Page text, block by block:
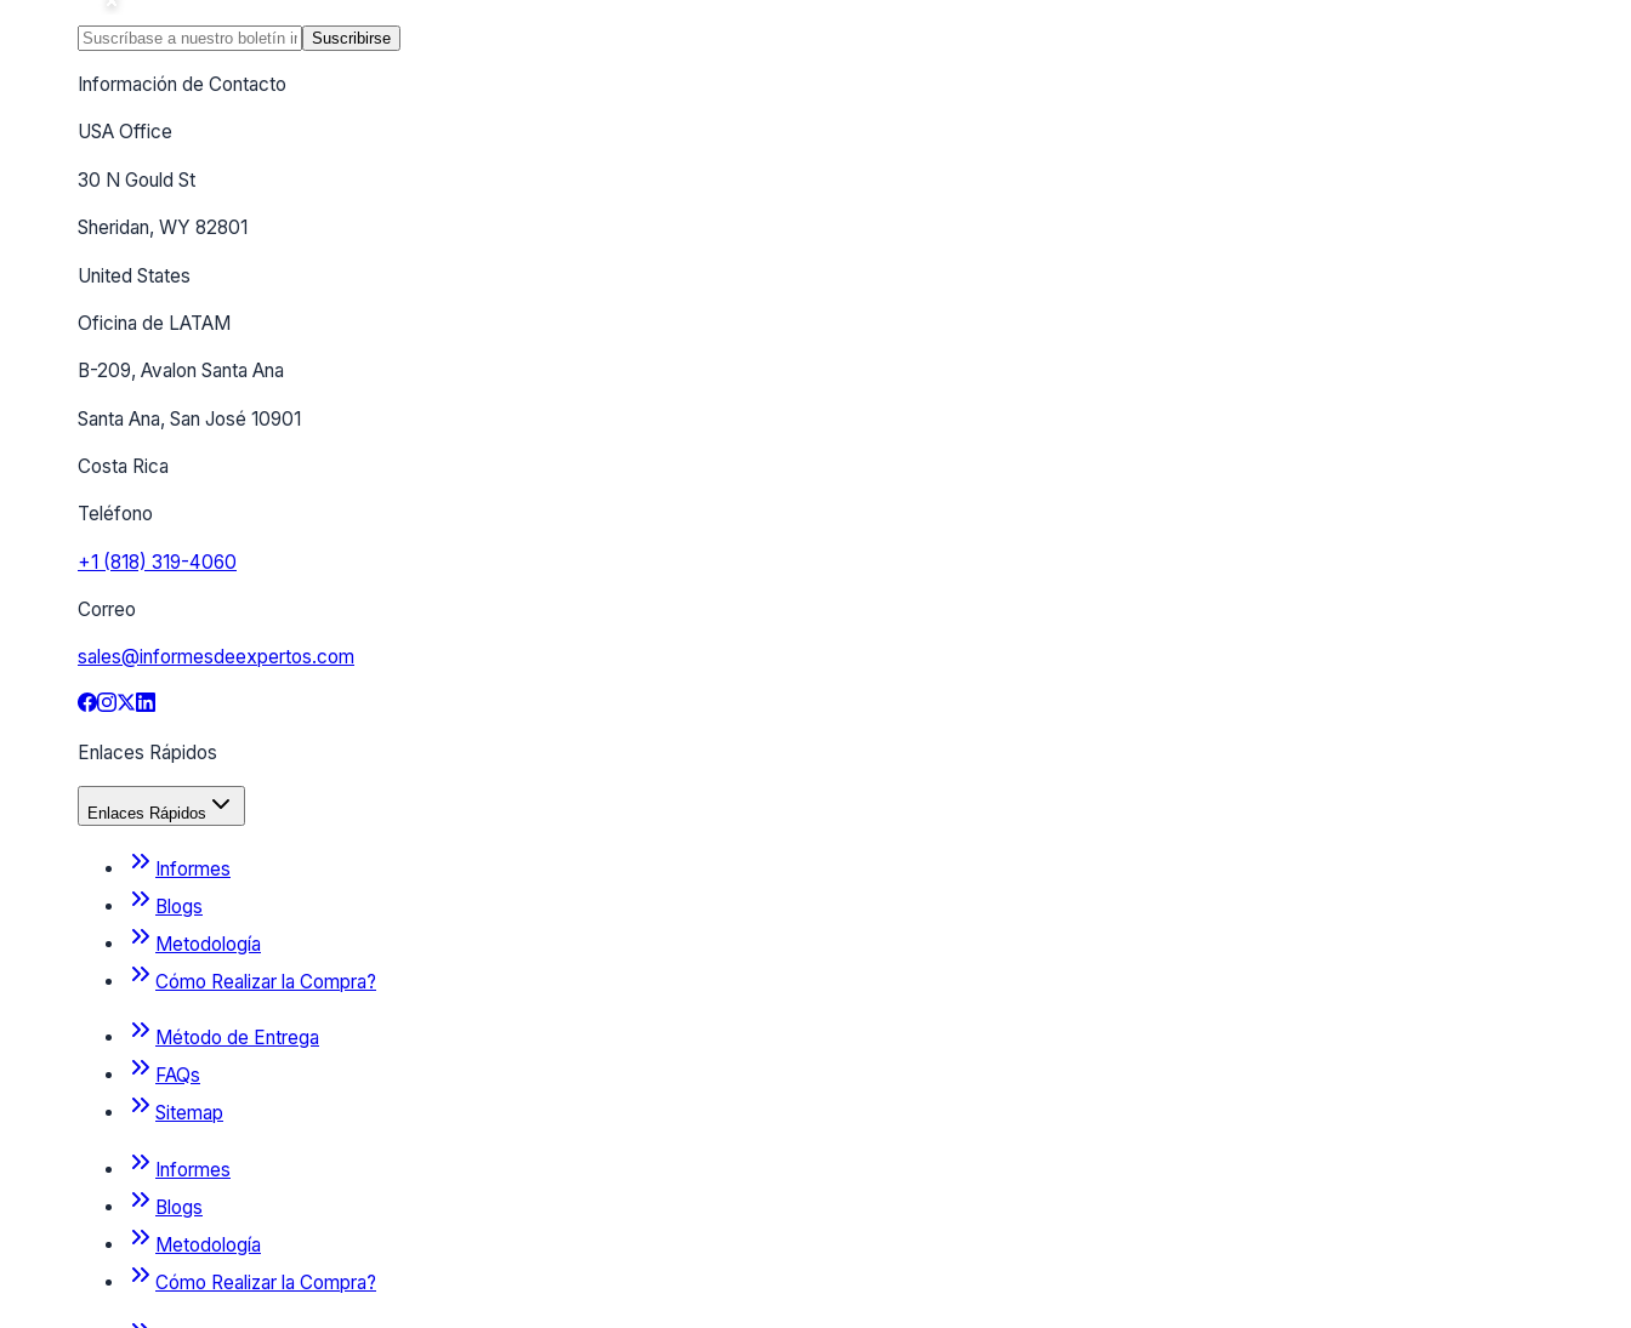
Suscribirse
Información de Contacto
USA Office
30 N Gould St
Sheridan, WY 82801
United States
Oficina de LATAM
B-209, Avalon Santa Ana
Santa Ana, San José 10901
Costa Rica
Teléfono
+1 (818) 319-4060
Correo
sales@informesdeexpertos.com
Enlaces Rápidos
Enlaces Rápidos
Informes
Blogs
Metodología
Cómo Realizar la Compra?
Método de Entrega
FAQs
Sitemap
Informes
Blogs
Metodología
Cómo Realizar la Compra?